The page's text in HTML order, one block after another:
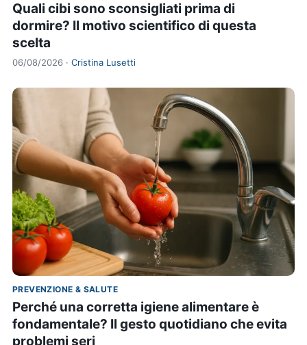
Quali cibi sono sconsigliati prima di
dormire? Il motivo scientifico di questa
scelta
06/08/2026 · Cristina Lusetti
PREVENZIONE & SALUTE
Perché una corretta igiene alimentare è
fondamentale? Il gesto quotidiano che evita
problemi seri